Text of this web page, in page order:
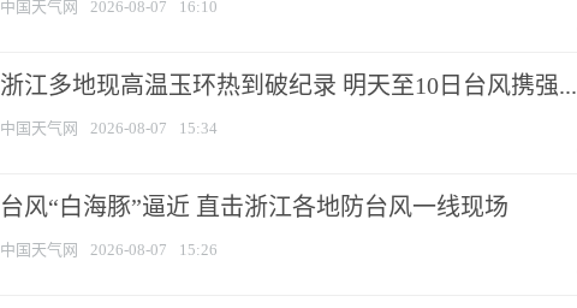
中国天气网 2026-08-07 16:10
浙江多地现高温玉环热到破纪录 明天至10日台风携强...
中国天气网 2026-08-07 15:34
台风“白海豚”逼近 直击浙江各地防台风一线现场
中国天气网 2026-08-07 15:26